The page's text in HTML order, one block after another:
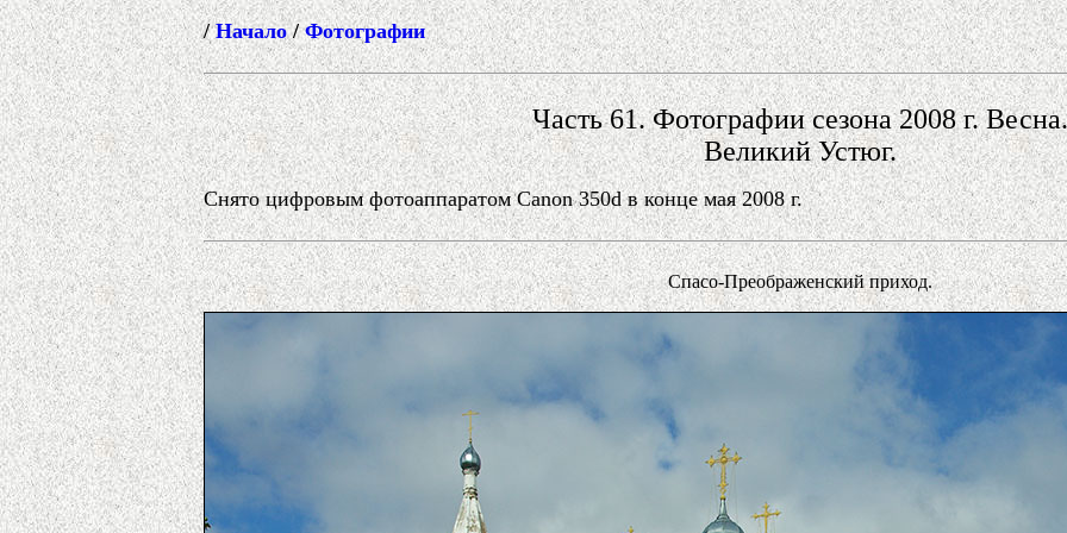
/Начало/Фотографии
Часть 61. Фотографии сезона 2008 г. Весна.
Великий Устюг.
Снято цифровым фотоаппаратом Canon 350d в конце мая 2008 г.
Спасо-Преображенский приход.